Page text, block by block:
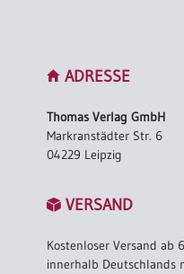
ADRESSE
Thomas Verlag GmbH
Markranstädter Str. 6
04229 Leipzig
VERSAND
Kostenloser Versand ab
innerhalb Deutschlands